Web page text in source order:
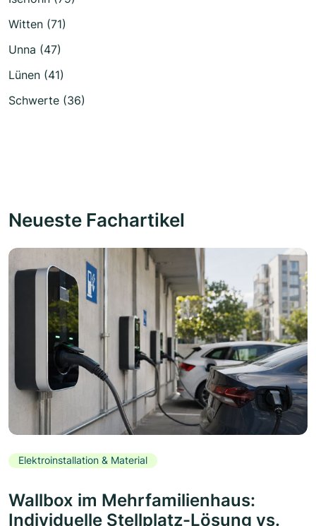
Witten (71)
Unna (47)
Lünen (41)
Schwerte (36)
Neueste Fachartikel
Elektroinstallation & Material
Wallbox im Mehrfamilienhaus:
Individuelle Stellplatz-Lösung vs.